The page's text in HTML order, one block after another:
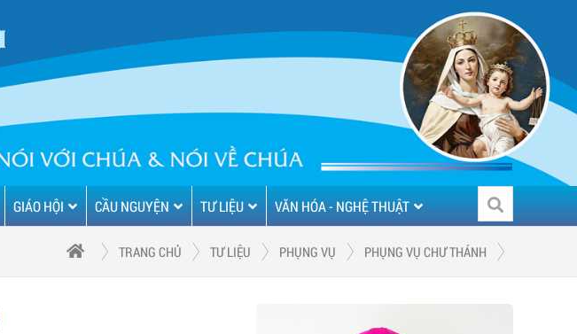
GIÁO HỘI CẦU NGUYỆN TƯ LIỆU VĂN HÓA - NGHỆ THUẬT
TRANG CHỦ TƯ LIỆU PHỤNG VỤ PHỤNG VỤ CHƯ THÁNH